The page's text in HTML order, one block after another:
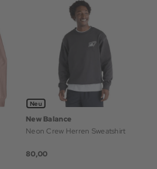
Neu
New Balance
Neon Crew Herren Sweatshirt
80,00